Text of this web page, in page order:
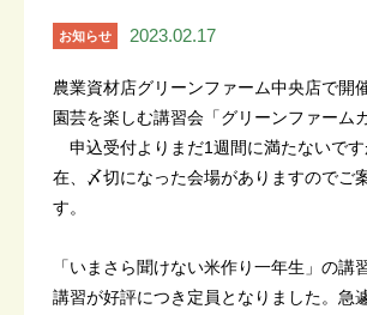
お知らせ 2023.02.17
農業資材店グリーンファーム中央店で開
園芸を楽しむ講習会「グリーンファーム
申込受付よりまだ1週間に満たないです
在、〆切になった会場がありますのでご
す。
「いまさら聞けない米作り一年生」の講
講習が好評につき定員となりました。急